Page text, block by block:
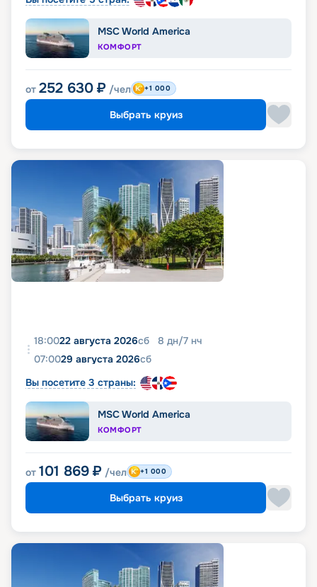
MSC World America
КОМФОРТ
от 252 630 ₽ /чел +1 000
Выбрать круиз
18:0022 августа 2026сб 8 дн/7 нч
07:0029 августа 2026сб
Вы посетите 3 страны:
MSC World America
КОМФОРТ
от 101 869 ₽ /чел +1 000
Выбрать круиз